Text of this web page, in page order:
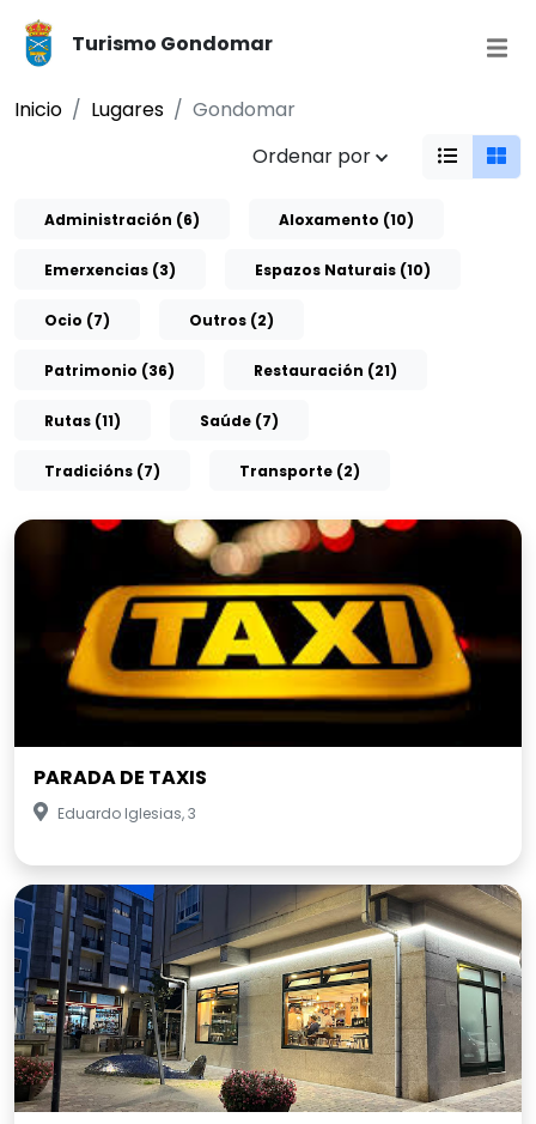
Turismo Gondomar
Inicio Lugares
Gondomar
Ordenar por
Administración (6) Aloxamento (10)
Emerxencias (3) Espazos Naturais (10)
Ocio (7) Outros (2)
Patrimonio (36) Restauración (21)
Rutas (11) Saúde (7)
Tradicións (7) Transporte (2)
PARADA DE TAXIS
Eduardo Iglesias, 3